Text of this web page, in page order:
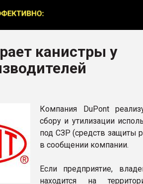
канистры у
Компания DuPont
сбору и утилизации
под CЗР (средств защиты
в сообщении компании.
Если предприятие,
находится на